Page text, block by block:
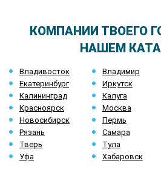
КОМПАНИИ ТВОЕГО
НАШЕМ
Владивосток Владимир
Екатеринбург
Иркутск
Калининград
Калуга
Красноярск
Москва
Новосибирск
Пермь
Рязань
Самара
Тверь
Тула
Уфа
Хабаровск